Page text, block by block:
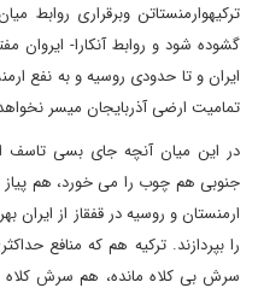
ترکیهوارمنستاتن وبرقراری روابط
گشوده شود و روابط آنکارا- ایروان
ایران و تا حدودی روسیه و به نفع
تمامیت ارضی آذربایجان میسر
در این میان آنچه جای بسی تاسف
جنوبی هم چوب را می خورد، هم
ارمنستان و روسیه در قفقاز از ایران
را بپردازند. ترکیه هم که منافع
سرش بی کلاه مانده، هم سرش کلاه